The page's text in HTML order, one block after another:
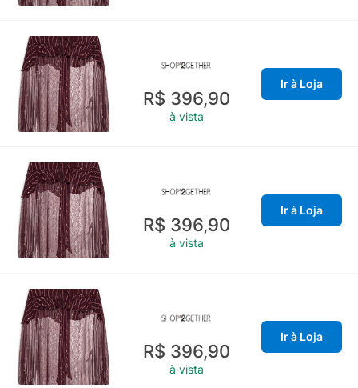
R$ 396,90
à vista
Ir à Loja
R$ 396,90
à vista
Ir à Loja
R$ 396,90
à vista
Ir à Loja